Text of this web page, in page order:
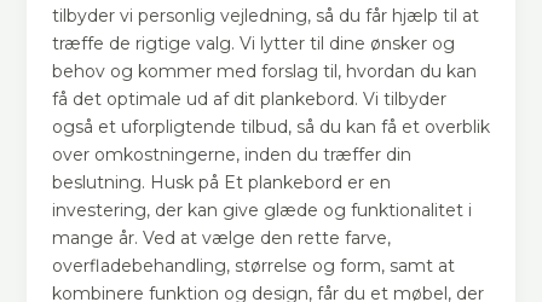
tilbyder vi personlig vejledning, så du får hjælp til at
træffe de rigtige valg. Vi lytter til dine ønsker og
behov og kommer med forslag til, hvordan du kan
få det optimale ud af dit plankebord. Vi tilbyder
også et uforpligtende tilbud, så du kan få et overblik
over omkostningerne, inden du træffer din
beslutning. Husk på Et plankebord er en
investering, der kan give glæde og funktionalitet i
mange år. Ved at vælge den rette farve,
overfladebehandling, størrelse og form, samt at
kombinere funktion og design, får du et møbel, der